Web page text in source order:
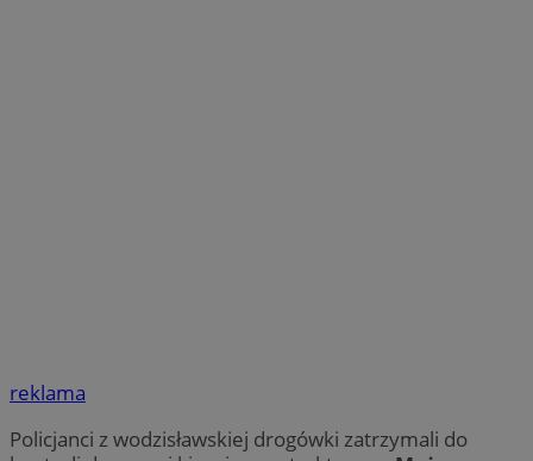
reklama
Policjanci z wodzisławskiej drogówki zatrzymali do